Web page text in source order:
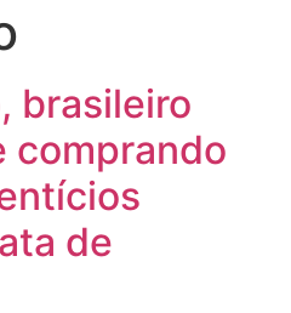
brasileiro
comprando
de